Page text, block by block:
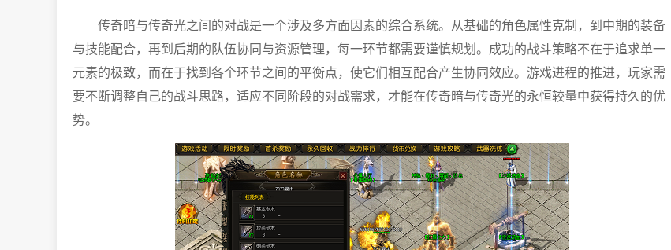
传奇暗与传奇光之间的对战是一个涉及多方面因素的综合系统。从基础的角色属性克制，到中期的装备
与技能配合，再到后期的队伍协同与资源管理，每一环节都需要谨慎规划。成功的战斗策略不在于追求单一
元素的极致，而在于找到各个环节之间的平衡点，使它们相互配合产生协同效应。游戏进程的推进，玩家需
要不断调整自己的战斗思路，适应不同阶段的对战需求，才能在传奇暗与传奇光的永恒较量中获得持久的优
势。